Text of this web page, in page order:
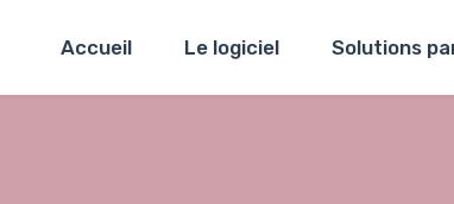
Accueil Le logiciel Solutions